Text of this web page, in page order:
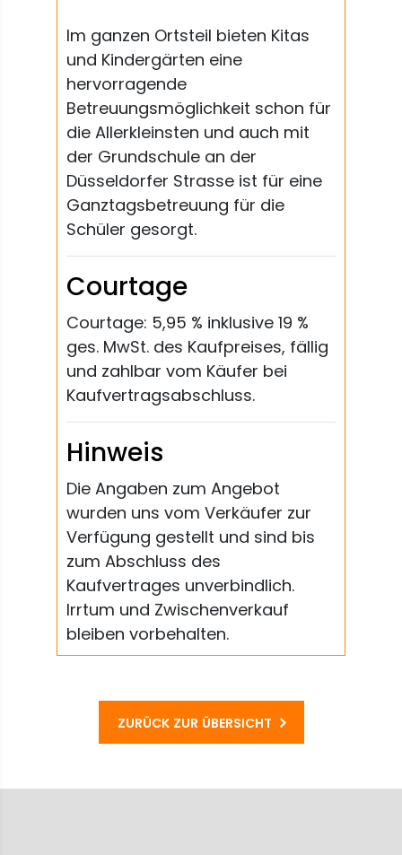
Im ganzen Ortsteil bieten Kitas
und Kindergärten eine
hervorragende
Betreuungsmöglichkeit schon für
die Allerkleinsten und auch mit
der Grundschule an der
Düsseldorfer Strasse ist für eine
Ganztagsbetreuung für die
Schüler gesorgt.
Courtage
Courtage: 5,95 % inklusive 19 %
ges. MwSt. des Kaufpreises, fällig
und zahlbar vom Käufer bei
Kaufvertragsabschluss.
Hinweis
Die Angaben zum Angebot
wurden uns vom Verkäufer zur
Verfügung gestellt und sind bis
zum Abschluss des
Kaufvertrages unverbindlich.
Irrtum und Zwischenverkauf
bleiben vorbehalten.
ZURÜCK ZUR ÜBERSICHT